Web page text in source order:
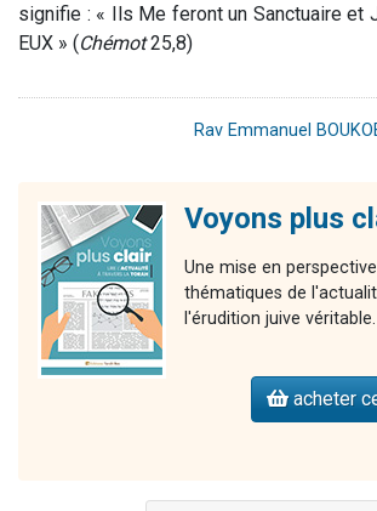
signifie : « Ils Me feront un Sanctuaire et
EUX » (Chémot25,8)
Rav Emmanuel
Voyons plus
Une mise en
thématiques de
l'érudition juive véritable.
acheter